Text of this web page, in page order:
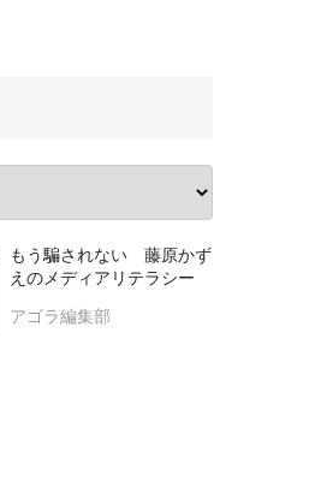
もう騙されない 藤原かず
えのメディアリテラシー
アゴラ編集部